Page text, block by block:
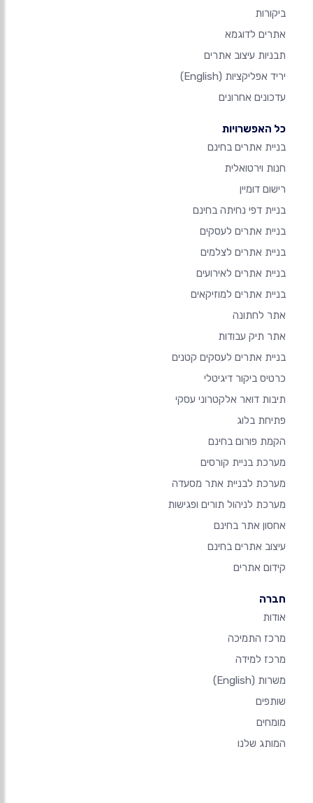
ביקורות
אתרים לדוגמא
תבניות עיצוב אתרים
יריד אפליקציות (English)
עדכונים אחרונים
כל האפשרויות
בניית אתרים בחינם
חנות וירטואלית
רישום דומיין
בניית דפי נחיתה בחינם
בניית אתרים לעסקים
בניית אתרים לצלמים
בניית אתרים לאירועים
בניית אתרים למוזיקאים
אתר לחתונה
אתר תיק עבודות
בניית אתרים לעסקים קטנים
כרטיס ביקור דיגיטלי
תיבות דואר אלקטרוני עסקי
פתיחת בלוג
הקמת פורום בחינם
מערכת בניית קורסים
מערכת לבניית אתר מסעדה
מערכת לניהול תורים ופגישות
אחסון אתר בחינם
עיצוב אתרים בחינם
קידום אתרים
חברה
אודות
מרכז התמיכה
מרכז למידה
משרות (English)
שותפים
מומחים
המותג שלנו